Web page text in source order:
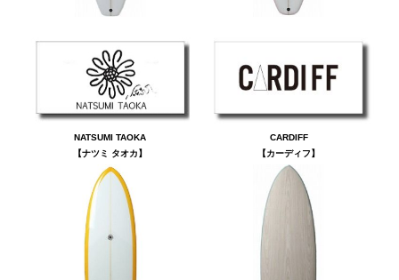
NATSUMI TAOKA
【ナツミ タオカ】
CARDIFF
【カーディフ】